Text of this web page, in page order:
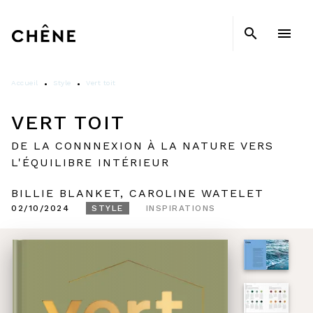
MENU
search menu
Accueil • Style • Vert toit
VERT TOIT
DE LA CONNNEXION À LA NATURE VERS
L'ÉQUILIBRE INTÉRIEUR
BILLIE BLANKET, CAROLINE WATELET
02/10/2024 STYLE INSPIRATIONS